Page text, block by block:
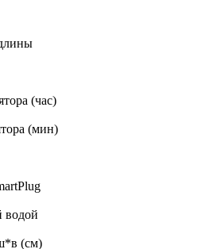
(час)
(мин)
водой
(см)